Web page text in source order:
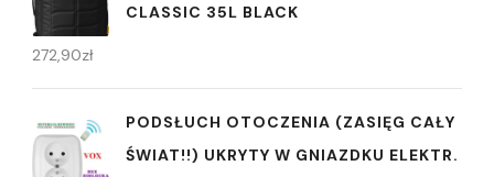
CLASSIC 35L BLACK
272,90zł
PODSŁUCH OTOCZENIA (ZASIĘG CAŁY
ŚWIAT!!) UKRYTY W GNIAZDKU ELEKTR.